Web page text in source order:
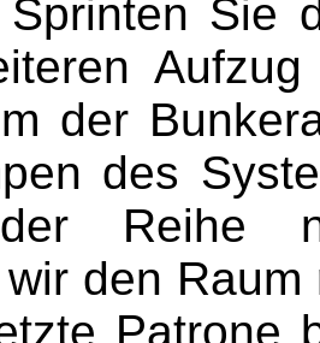
Sprinten Sie
der
des
Reihe
den
Patrone